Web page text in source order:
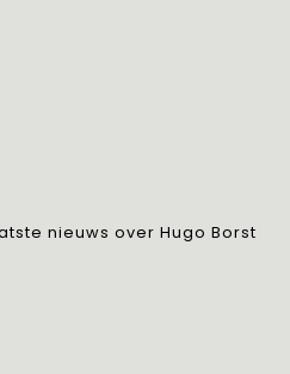
nieuws over Hugo Borst